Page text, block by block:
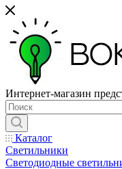
Интернет-магазин
Каталог
Светильники
Светодиодные